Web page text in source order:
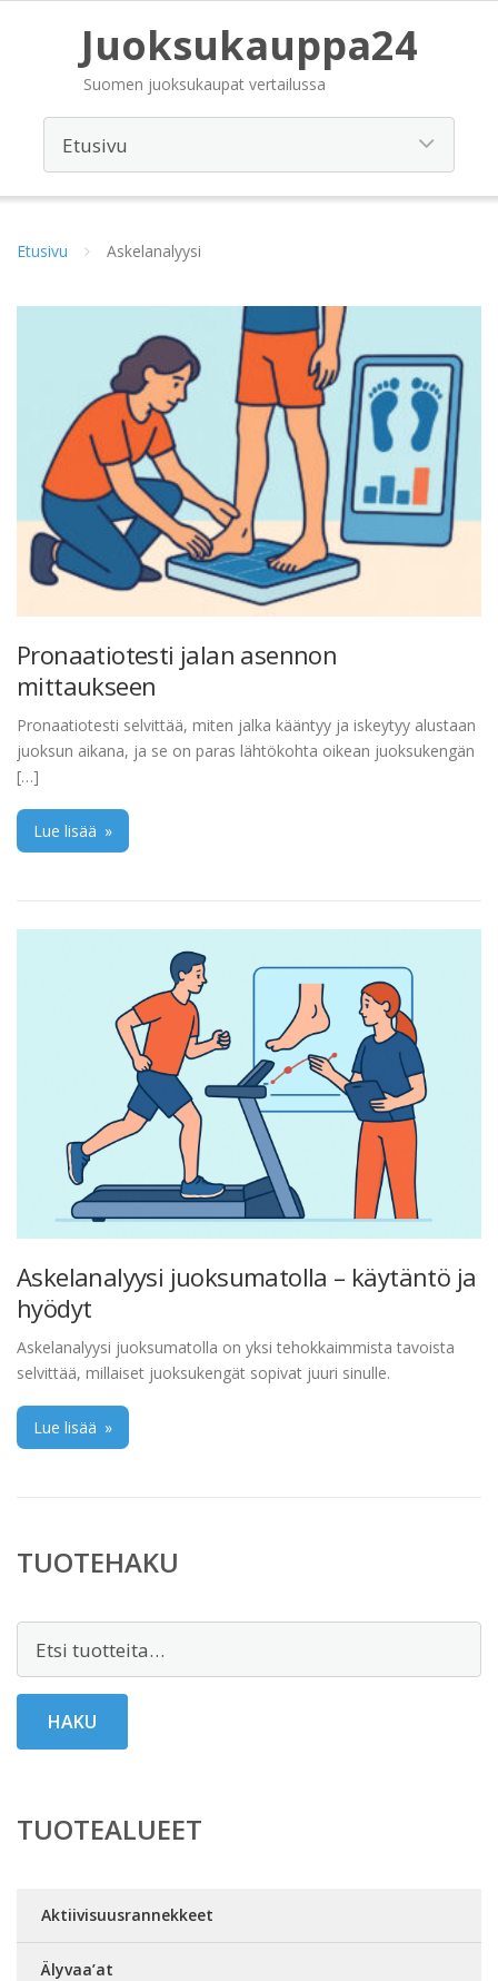
Juoksukauppa24
Suomen juoksukaupat vertailussa
Etusivu Askelanalyysi
Pronaatiotesti jalan asennon
mittaukseen
Pronaatiotesti selvittää, miten jalka kääntyy ja iskeytyy alustaan
juoksun aikana, ja se on paras lähtökohta oikean juoksukengän
[…]
Lue lisää »
Askelanalyysi juoksumatolla – käytäntö ja
hyödyt
Askelanalyysi juoksumatolla on yksi tehokkaimmista tavoista
selvittää, millaiset juoksukengät sopivat juuri sinulle.
Lue lisää »
TUOTEHAKU
HAKU
TUOTEALUEET
Aktiivisuusrannekkeet
Älyvaa’at